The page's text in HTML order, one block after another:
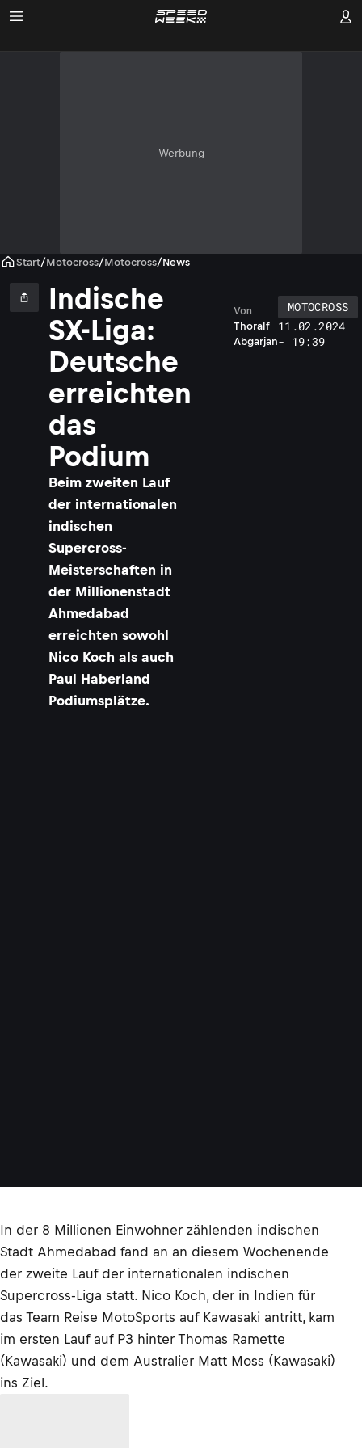
Werbung
Start/Motocross/Motocross/News
Indische
SX-Liga:
Deutsche
erreichten
das
Podium
Beim zweiten Lauf
der internationalen
indischen
Supercross-
Meisterschaften in
der Millionenstadt
Ahmedabad
erreichten sowohl
Nico Koch als auch
Paul Haberland
Podiumsplätze.
Thoralf
Abgarjan
Von
MOTOCROSS
11.02.2024
- 19:39
In der 8 Millionen Einwohner zählenden indischen
Stadt Ahmedabad fand an an diesem Wochenende
der zweite Lauf der internationalen indischen
Supercross-Liga statt. Nico Koch, der in Indien für
das Team Reise MotoSports auf Kawasaki antritt, kam
im ersten Lauf auf P3 hinter Thomas Ramette
(Kawasaki) und dem Australier Matt Moss (Kawasaki)
ins Ziel.